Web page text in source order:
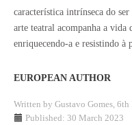
característica intrínseca do
arte teatral acompanha a vida
enriquecendo-a e resistindo à
EUROPEAN AUTHOR
Written by Gustavo Gomes, 6th
Published: 30 March 2023